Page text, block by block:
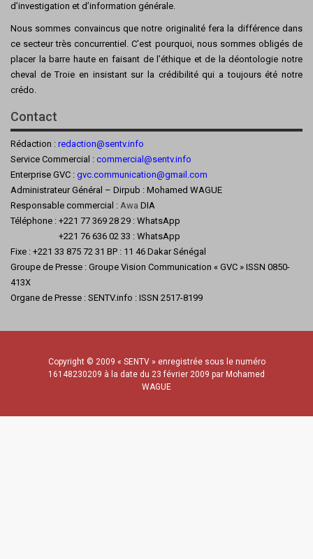
d’investigation et d’information générale.
Nous sommes convaincus que notre originalité fera la différence dans
ce secteur très concurrentiel. C’est pourquoi, nous sommes obligés de
placer la barre haute en faisant de l’éthique et de la déontologie notre
cheval de Troie en insistant sur la crédibilité qui a toujours été notre
crédo.
Contact
Rédaction : redaction@sentv.info
Service Commercial : commercial@sentv.info
Enterprise GVC : gvc.communication@gmail.com
Administrateur Général – Dirpub : Mohamed WAGUE
Responsable commercial : Awa DIA
Téléphone : +221 77 369 28 29 : WhatsApp
+221 76 636 02 33 : WhatsApp
Fixe : +221 33 875 72 31 BP : 11 46 Dakar Sénégal
Groupe de Presse : Groupe Vision Communication « GVC » ISSN 0850-
413X
Organe de Presse : SENTV.info : ISSN 2517-8199
Copyright © 2009 « SENTV » enregistrée sous le numéro
16148230209 à la date du 23 février 2009 par Mohamed
WAGUE